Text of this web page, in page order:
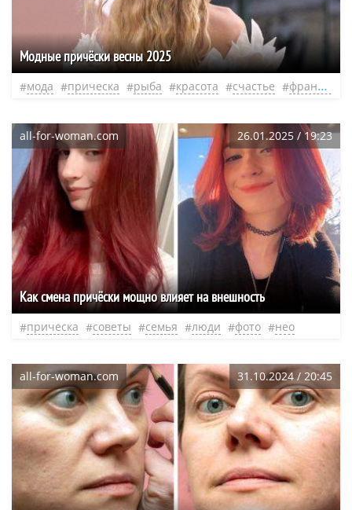
Модные причёски весны 2025
мода прическа рыба красота счастье французская
all-for-woman.com 26.01.2025 / 19:23
Как смена причёски мощно влияет на внешность
прическа советы семья люди фото нео
all-for-woman.com 31.10.2024 / 20:45